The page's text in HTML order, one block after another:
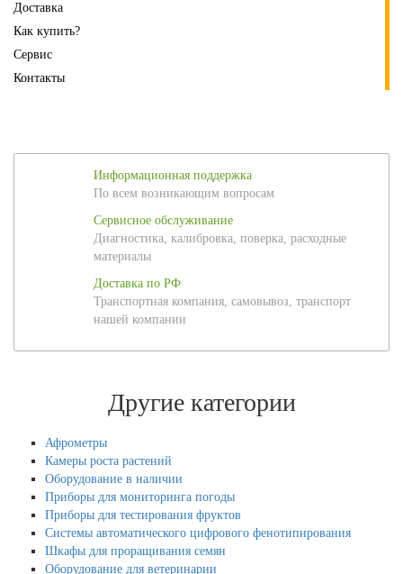
Доставка
Как купить?
Сервис
Контакты
Информационная поддержка
По всем возникающим вопросам
Сервисное обслуживание
Диагностика, калибровка, поверка, расходные
материалы
Доставка по РФ
Транспортная компания, самовывоз, транспорт
нашей компании
Другие категории
Афрометры
Камеры роста растений
Оборудование в наличии
Приборы для мониторинга погоды
Приборы для тестирования фруктов
Системы автоматического цифрового фенотипирования
Шкафы для проращивания семян
Оборудование для ветеринарии